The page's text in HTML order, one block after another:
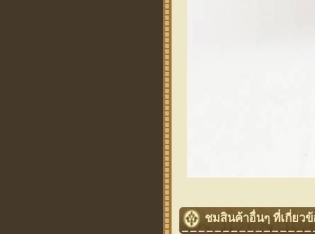
ชมสินค้าอื่นๆ ที่เกี่ยวข้